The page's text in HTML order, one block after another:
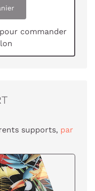
commander
supports, par